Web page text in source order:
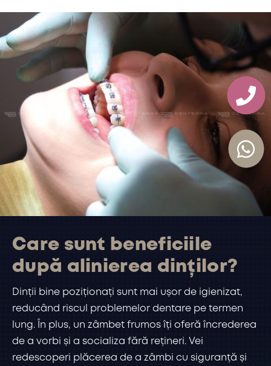


Care sunt beneficiile
după alinierea dinților?
Dinții bine poziționați sunt mai ușor de igienizat,
reducând riscul problemelor dentare pe termen
lung. În plus, un zâmbet frumos îți oferă încrederea
de a vorbi și a socializa fără rețineri. Vei
redescoperi plăcerea de a zâmbi cu siguranță și